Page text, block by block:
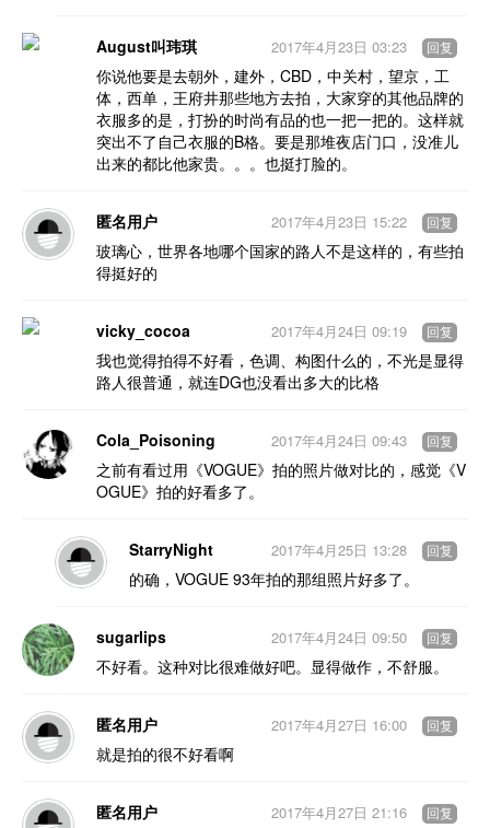
August叫玮琪
你说他要是去朝外，建外，CBD，中关村，望京，工
体，西单，王府井那些地方去拍，大家穿的其他品牌的
衣服多的是，打扮的时尚有品的也一把一把的。这样就
突出不了自己衣服的B格。要是那堆夜店门口，没准儿
出来的都比他家贵。。。也挺打脸的。
2017年4月23日 03:23 回复
匿名用户
玻璃心，世界各地哪个国家的路人不是这样的，有些拍
得挺好的
2017年4月23日 15:22 回复
vicky_cocoa
我也觉得拍得不好看，色调、构图什么的，不光是显得
路人很普通，就连DG也没看出多大的比格
2017年4月24日 09:19 回复
Cola_Poisoning
之前有看过用《VOGUE》拍的照片做对比的，感觉《V
OGUE》拍的好看多了。
2017年4月24日 09:43 回复
StarryNight
的确，VOGUE 93年拍的那组照片好多了。
2017年4月25日 13:28 回复
sugarlips
不好看。这种对比很难做好吧。显得做作，不舒服。
2017年4月24日 09:50 回复
匿名用户
就是拍的很不好看啊
2017年4月27日 16:00 回复
匿名用户
2017年4月27日 21:16 回复